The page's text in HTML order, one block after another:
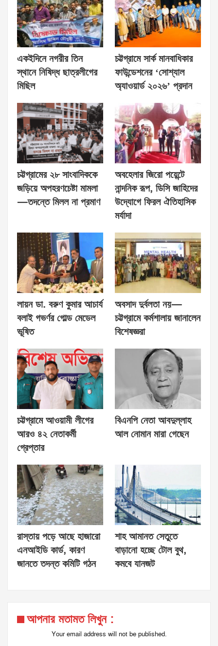
একইদিনে নগরীর তিন
স্থানে নিষিদ্ধ ছাত্রলীগের
মিছিল
চট্টগ্রামে সার্ক মানবাধিকার
ফাউন্ডেশনের ‘সোশ্যাল
অ্যাওয়ার্ড ২০২৬’ প্রদান
চট্টগ্রামের ২৮ সাংবাদিককে
জড়িয়ে অপহরণচেষ্টা মামলা
—তদন্তে মিলল না প্রমাণ
অবহেলার জিরো পয়েন্টে
নান্দনিক রূপ, ডিসি জাহিদের
উদ্যোগে ফিরল ঐতিহাসিক
মর্যাদা
লায়ন ডা. বরুণ কুমার আচার্য
বলাই গভর্ণর গোল্ড মেডেল
ভূষিত
অবসাদ দুর্বলতা নয়—
চট্টগ্রামে কর্মশালায় জানালেন
বিশেষজ্ঞরা
চট্টগ্রামে আওয়ামী লীগের
আরও ৪২ নেতাকর্মী
গ্রেপ্তার
বিএনপি নেতা আবদুল্লাহ
আল নোমান মারা গেছেন
রাস্তায় পড়ে আছে হাজারো
এনআইডি কার্ড, কারণ
জানতে তদন্ত কমিটি গঠন
শাহ আমানত সেতুতে
বাড়ানো হচ্ছে টোল বুথ,
কমবে যানজট
আপনার মতামত লিখুন :
Your email address will not be published.